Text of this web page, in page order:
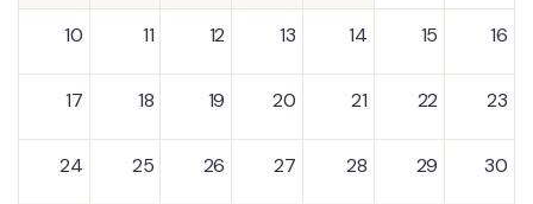
10 11 12 13 14 15 16
17 18 19 20 21 22 23
24 25 26 27 28 29 30